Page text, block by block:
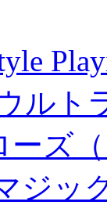
ルト
ーズ
ジッ